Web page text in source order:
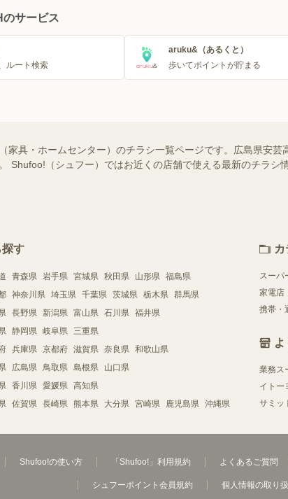
のサービス
ルート検索
aruku&（あるくと）
歩いてポイントが貯まる
家具・ホームセンター）のチラシ一覧ページです。広島県安
Shufoo!（シュフー）ではお近くの店舗で使える最新のチラ
す
青森県 岩手県 宮城県 秋田県 山形県 福島県
神奈川県 埼玉県 千葉県 茨城県 栃木県 群馬県
長野県 新潟県 富山県 石川県 福井県
静岡県 岐阜県 三重県
兵庫県 京都府 滋賀県 奈良県 和歌山県
広島県 鳥取県 島根県 山口県
香川県 愛媛県 高知県
佐賀県 長崎県 熊本県 大分県 宮崎県 鹿児島県 沖縄県
スーパ
家電店
携帯・
業務ス
イトー
サミッ
Shufoo!の使い方 「Shufoo!」利用規約 よくあるご質問
シュフーポイント会員規約 個人情報の取り